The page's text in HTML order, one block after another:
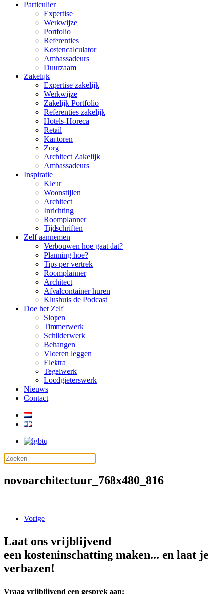
Particulier
Expertise
Werkwijze
Portfolio
Referenties
Kostencalculator
Ambassadeurs
Duurzaam
Zakelijk
Expertise zakelijk
Werkwijze
Zakelijk Portfolio
Referenties zakelijk
Hotels-Horeca
Retail
Kantoren
Zorg
Architect Zakelijk
Ambassadeurs
Inspiratie
Kleur
Woonstijlen
Architect
Inrichting
Roomplanner
Tijdschriften
Zelf aannemen
Verbouwen hoe gaat dat?
Planning hoe?
Tips per vertrek
Roomplanner
Architect
Afvalcontainer huren
Klushuis de Podcast
Doe het Zelf
Slopen
Timmerwerk
Schilderwerk
Behangen
Vloeren leggen
Elektra
Tegelwerk
Loodgieterswerk
Nieuws
Contact
novoarchitectuur_768x480_816
Vorige
Laat ons vrijblijvend
een kosteninschatting maken... en laat je
verbazen!
Vraag vrijblijvend een gesprek aan: